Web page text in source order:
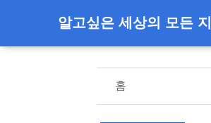
알고싶은 세상의 모든
홈